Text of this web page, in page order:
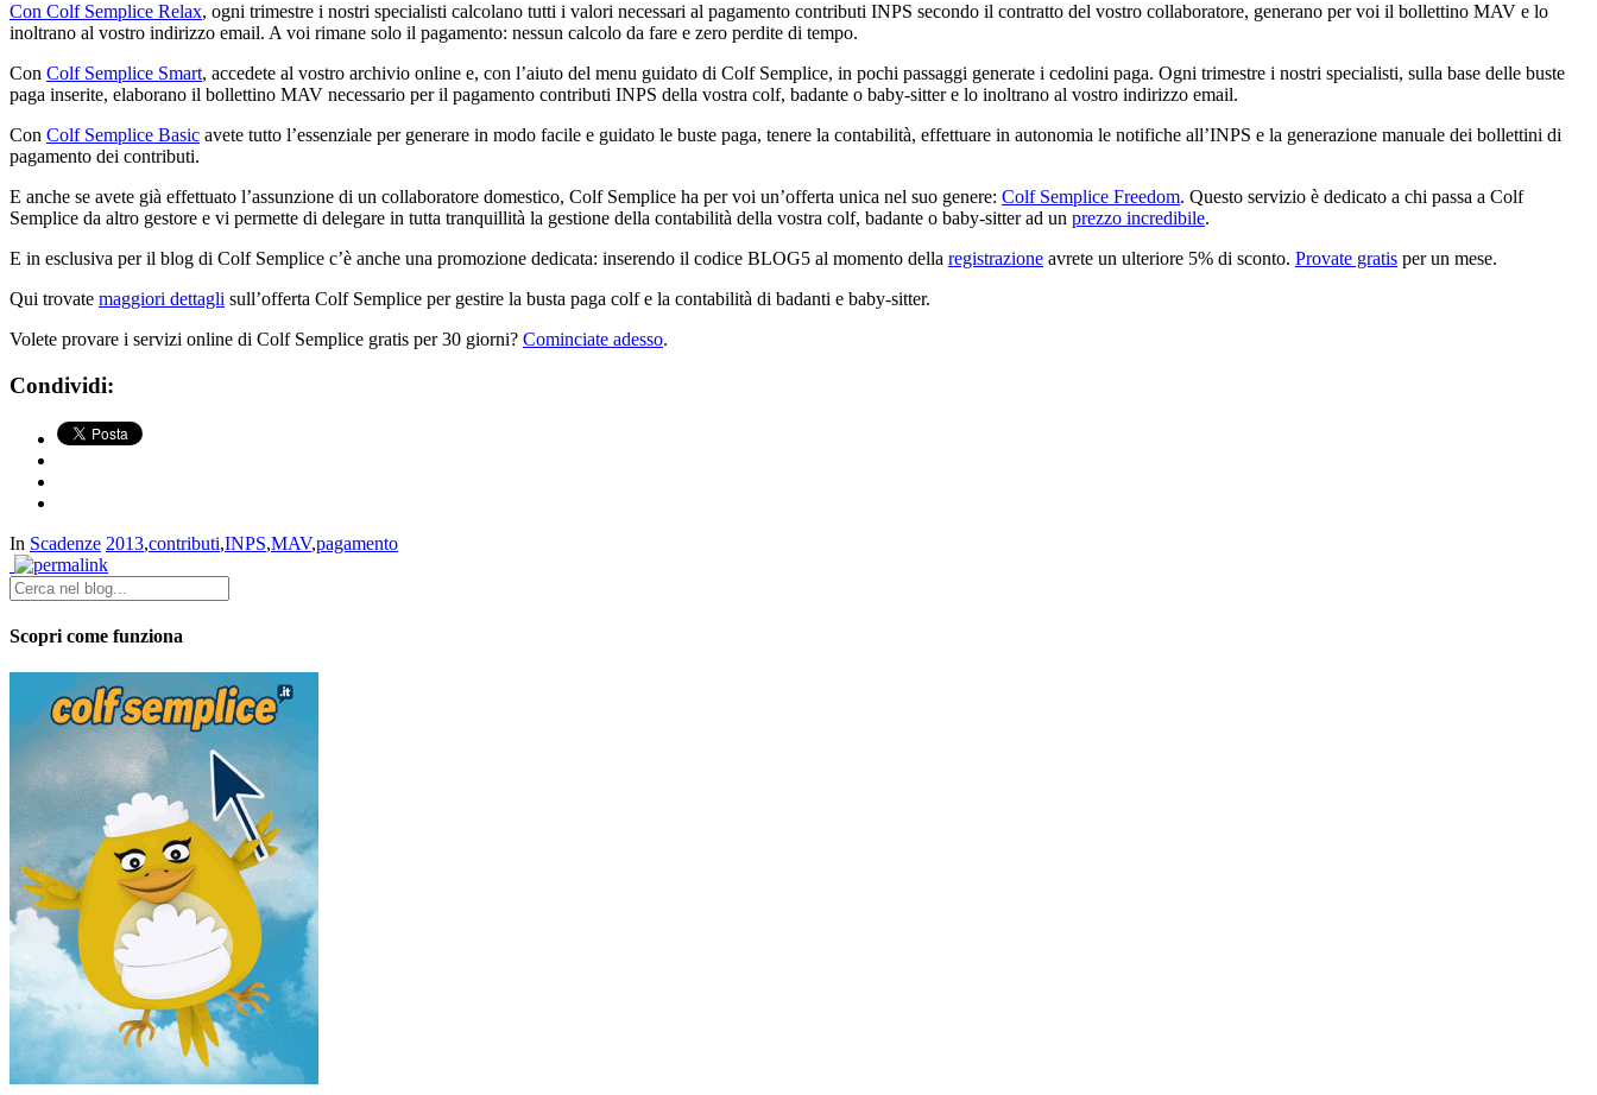
Con Colf Semplice Relax, ogni trimestre i nostri specialisti calcolano tutti i valori necessari al pagamento contributi INPS secondo il contratto del vostro collaboratore, generano per voi il bollettino MAV e lo
inoltrano al vostro indirizzo email. A voi rimane solo il pagamento: nessun calcolo da fare e zero perdite di tempo.
Con Colf Semplice Smart, accedete al vostro archivio online e, con l’aiuto del menu guidato di Colf Semplice, in pochi passaggi generate i cedolini paga. Ogni trimestre i nostri specialisti, sulla base delle buste
paga inserite, elaborano il bollettino MAV necessario per il pagamento contributi INPS della vostra colf, badante o baby-sitter e lo inoltrano al vostro indirizzo email.
Con Colf Semplice Basic avete tutto l’essenziale per generare in modo facile e guidato le buste paga, tenere la contabilità, effettuare in autonomia le notifiche all’INPS e la generazione manuale dei bollettini di
pagamento dei contributi.
E anche se avete già effettuato l’assunzione di un collaboratore domestico, Colf Semplice ha per voi un’offerta unica nel suo genere: Colf Semplice Freedom. Questo servizio è dedicato a chi passa a Colf
Semplice da altro gestore e vi permette di delegare in tutta tranquillità la gestione della contabilità della vostra colf, badante o baby-sitter ad un prezzo incredibile.
E in esclusiva per il blog di Colf Semplice c’è anche una promozione dedicata: inserendo il codice BLOG5 al momento della registrazione avrete un ulteriore 5% di sconto. Provate gratis per un mese.
Qui trovate maggiori dettagli sull’offerta Colf Semplice per gestire la busta paga colf e la contabilità di badanti e baby-sitter.
Volete provare i servizi online di Colf Semplice gratis per 30 giorni? Cominciate adesso.
Condividi:
In Scadenze 2013,contributi,INPS,MAV,pagamento
Scopri come funziona